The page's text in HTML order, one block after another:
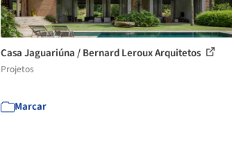
Casa Jaguariúna / Bernard Leroux Arquitetos
Projetos
Marcar